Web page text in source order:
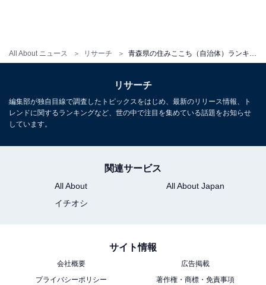
All About ニュース リサーチ
リサーチ
編集部が独自目線で調査したトピックスをはじめ、最新のリリース情報、ト
レンドに関するランキングなど、世の中で注目を集めている話題をお知らせ
しています。
関連サービス
All About
All About Japan
イチオシ
サイト情報
会社概要
広告掲載
プライバシーポリシー
著作権・商標・免責事項